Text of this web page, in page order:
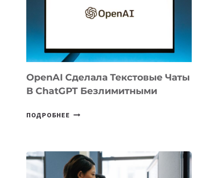
РАСШИРИЛАСЬ
СТРАН
OpenAI Сделала Текстовые Чаты
В ChatGPT Безлимитными
ПОДРОБНЕЕ OPENAI
В
CHATGPT